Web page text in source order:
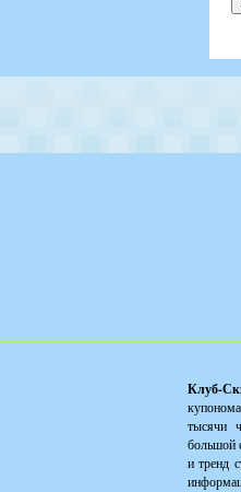
Клуб-
тысячи
большой
и тренд